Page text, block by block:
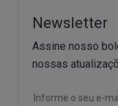
Newsletter
Assine nosso
nossas